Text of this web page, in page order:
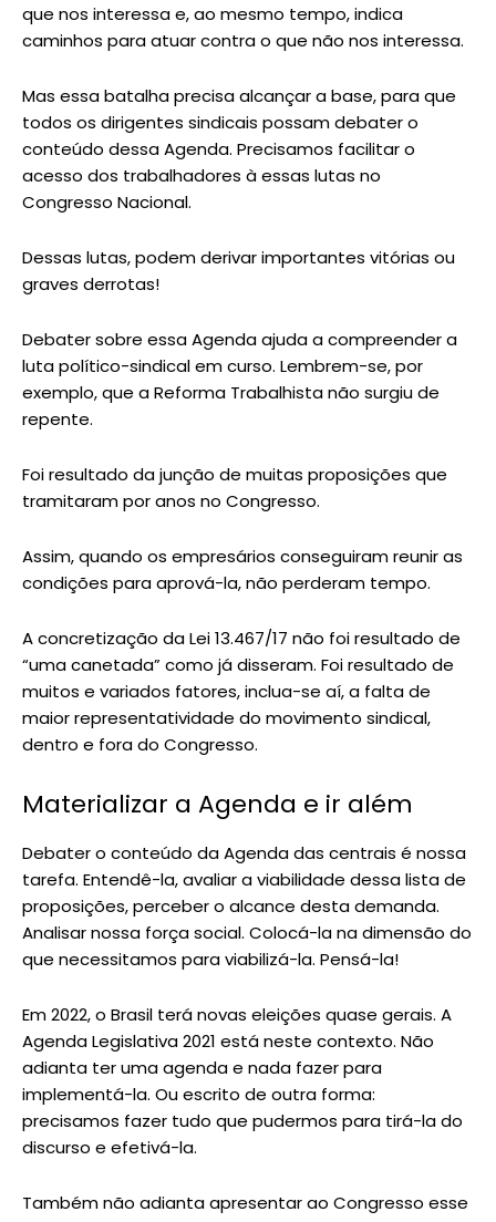
que nos interessa e, ao mesmo tempo, indica
caminhos para atuar contra o que não nos interessa.
Mas essa batalha precisa alcançar a base, para que
todos os dirigentes sindicais possam debater o
conteúdo dessa Agenda. Precisamos facilitar o
acesso dos trabalhadores à essas lutas no
Congresso Nacional.
Dessas lutas, podem derivar importantes vitórias ou
graves derrotas!
Debater sobre essa Agenda ajuda a compreender a
luta político-sindical em curso. Lembrem-se, por
exemplo, que a Reforma Trabalhista não surgiu de
repente.
Foi resultado da junção de muitas proposições que
tramitaram por anos no Congresso.
Assim, quando os empresários conseguiram reunir as
condições para aprová-la, não perderam tempo.
A concretização da Lei 13.467/17 não foi resultado de
“uma canetada” como já disseram. Foi resultado de
muitos e variados fatores, inclua-se aí, a falta de
maior representatividade do movimento sindical,
dentro e fora do Congresso.
Materializar a Agenda e ir além
Debater o conteúdo da Agenda das centrais é nossa
tarefa. Entendê-la, avaliar a viabilidade dessa lista de
proposições, perceber o alcance desta demanda.
Analisar nossa força social. Colocá-la na dimensão do
que necessitamos para viabilizá-la. Pensá-la!
Em 2022, o Brasil terá novas eleições quase gerais. A
Agenda Legislativa 2021 está neste contexto. Não
adianta ter uma agenda e nada fazer para
implementá-la. Ou escrito de outra forma:
precisamos fazer tudo que pudermos para tirá-la do
discurso e efetivá-la.
Também não adianta apresentar ao Congresso esse